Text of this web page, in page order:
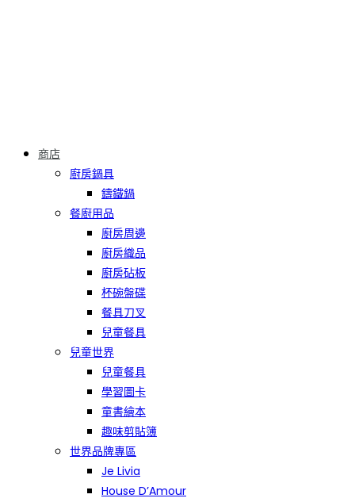
商店
廚房鍋具
鑄鐵鍋
餐廚用品
廚房周邊
廚房織品
廚房砧板
杯碗盤碟
餐具刀叉
兒童餐具
兒童世界
兒童餐具
學習圖卡
童書繪本
趣味剪貼簿
世界品牌專區
Je Livia
House D’Amour